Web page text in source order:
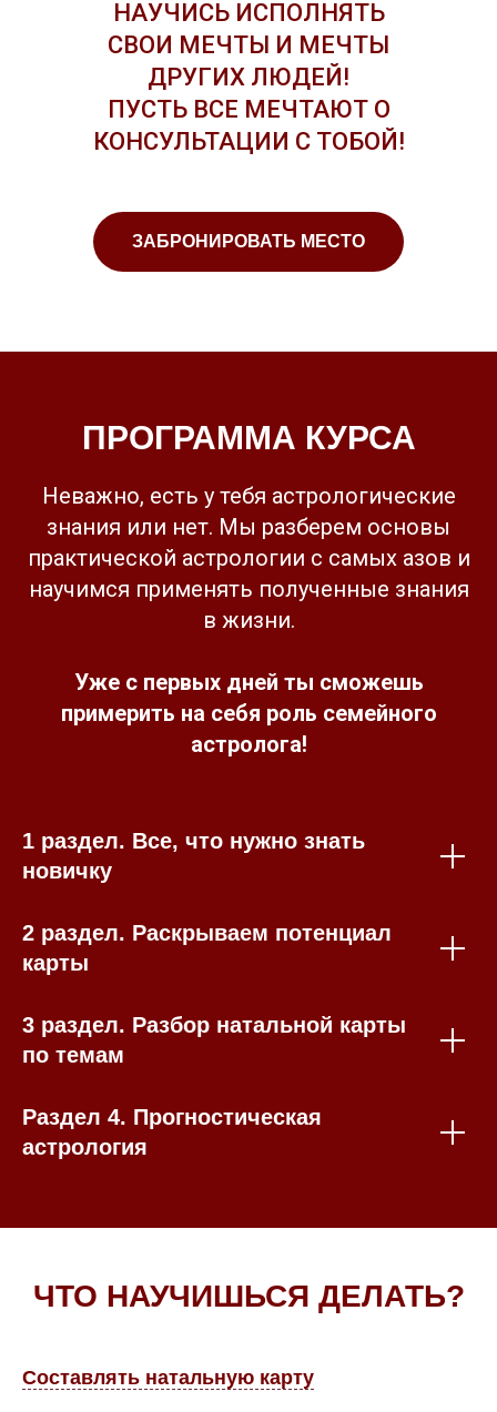
ЗАБРОНИРОВАТЬ МЕСТО
НАУЧИСЬ ИСПОЛНЯТЬ
СВОИ МЕЧТЫ И МЕЧТЫ
ДРУГИХ ЛЮДЕЙ!
ПУСТЬ ВСЕ МЕЧТАЮТ О
КОНСУЛЬТАЦИИ С ТОБОЙ!
ПРОГРАММА КУРСА
Неважно, есть у тебя астрологические
знания или нет. Мы разберем основы
практической астрологии с самых азов и
научимся применять полученные знания
в жизни.
Уже с первых дней ты сможешь
примерить на себя роль семейного
астролога!
1 раздел. Все, что нужно знать
новичку
2 раздел. Раскрываем потенциал
карты
3 раздел. Разбор натальной карты
по темам
Раздел 4. Прогностическая
астрология
ЧТО НАУЧИШЬСЯ ДЕЛАТЬ?
Составлять натальную карту